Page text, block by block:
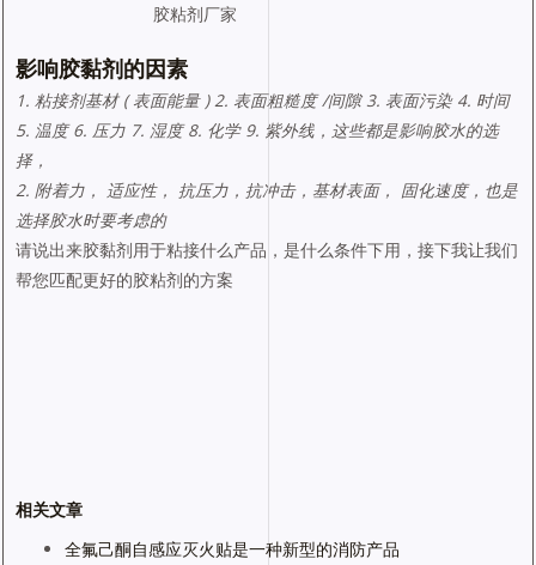
胶粘剂厂家
影响胶黏剂的因素
1. 粘接剂基材 ( 表面能量 ) 2. 表面粗糙度 /间隙 3. 表面污染 4. 时间
5. 温度 6. 压力 7. 湿度 8. 化学 9. 紫外线，这些都是影响胶水的选
择，
2. 附着力， 适应性， 抗压力，抗冲击，基材表面， 固化速度，也是
选择胶水时要考虑的
请说出来胶黏剂用于粘接什么产品，是什么条件下用，接下我让我们
帮您匹配更好的胶粘剂的方案
相关文章
全氟己酮自感应灭火贴是一种新型的消防产品